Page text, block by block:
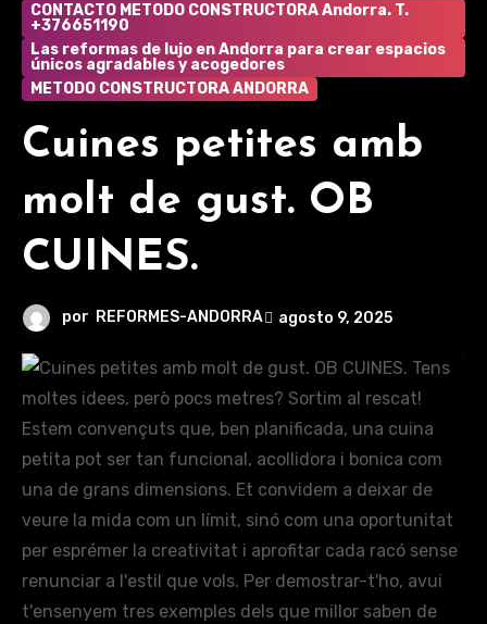
CONTACTO METODO CONSTRUCTORA Andorra. T.
+376651190
Las reformas de lujo en Andorra para crear espacios
únicos agradables y acogedores
METODO CONSTRUCTORA ANDORRA
Cuines petites amb
molt de gust. OB
CUINES.
por REFORMES-ANDORRA agosto 9, 2025